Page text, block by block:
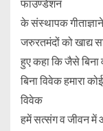
फाउण्डेशन
के संस्थापक
जरुरतमंदों को खाद्य
हुए कहा कि जैसे बिना
बिना विवेक हमारा
विवेक
हमें सत्संग व जीवन में